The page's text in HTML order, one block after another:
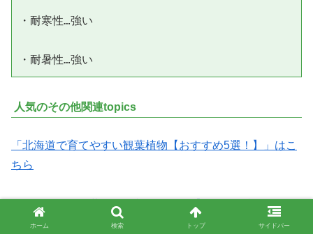
・耐寒性…強い
人気のその他関連topics
「北海道で育てやすい観葉植物【おすすめ5選！】」はこ
ちら
「モンステラの葉っぱが割れない！【原因は？割れるコツ
も】」はこちら
ホーム 検索 トップ サイドバー